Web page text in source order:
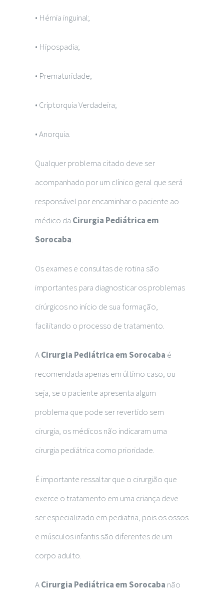
• Hérnia inguinal;
• Hipospadia;
• Prematuridade;
• Criptorquia Verdadeira;
• Anorquia.
Qualquer problema citado deve ser
acompanhado por um clínico geral que será
responsável por encaminhar o paciente ao
médico da Cirurgia Pediátrica em
Sorocaba.
Os exames e consultas de rotina são
importantes para diagnosticar os problemas
cirúrgicos no início de sua formação,
facilitando o processo de tratamento.
ACirurgia Pediátrica em Sorocaba é
recomendada apenas em último caso, ou
seja, se o paciente apresenta algum
problema que pode ser revertido sem
cirurgia, os médicos não indicaram uma
cirurgia pediátrica como prioridade.
É importante ressaltar que o cirurgião que
exerce o tratamento em uma criança deve
ser especializado em pediatria, pois os ossos
e músculos infantis são diferentes de um
corpo adulto.
ACirurgia Pediátrica em Sorocaba não